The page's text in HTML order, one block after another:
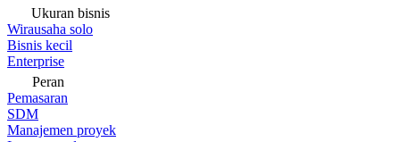
Ukuran bisnis
Wirausaha solo
Bisnis kecil
Enterprise
Peran
Pemasaran
SDM
Manajemen proyek